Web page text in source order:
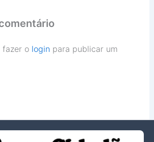
fazer o login para publicar um